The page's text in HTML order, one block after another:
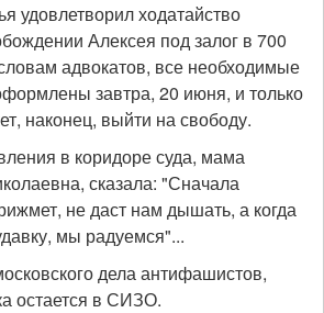
удовлетворил ходатайство
Алексея под залог в 700
адвокатов, все необходимые
завтра, 20 июня, и только
наконец, выйти на свободу.
в коридоре суда, мама
сказала: "Сначала
не даст нам дышать, а когда
мы радуемся"...
дела антифашистов,
остается в СИЗО.